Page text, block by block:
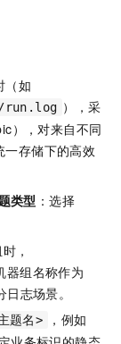
（如
run.log ），采
），对来自不同
一存储下的高效
类型 ：选择
，
器组名称作为
志场景。
题名> ，例如